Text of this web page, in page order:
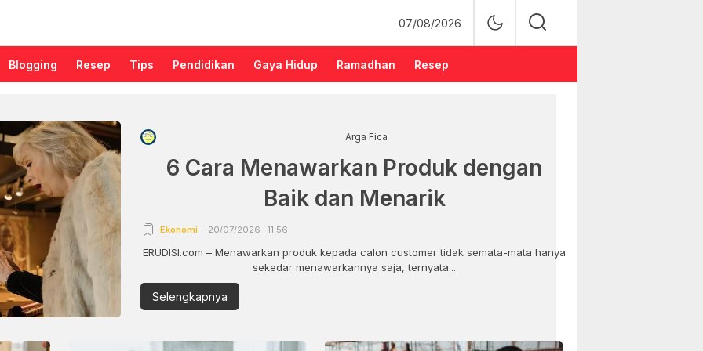
07/08/2026
Blogging Resep Tips Pendidikan Gaya Hidup Ramadhan Resep
Arga Fica
6 Cara Menawarkan Produk dengan
Baik dan Menarik
Ekonomi 20/07/2026 | 11:56
ERUDISI.com – Menawarkan produk kepada calon customer tidak semata-mata hanya
sekedar menawarkannya saja, ternyata...
Selengkapnya